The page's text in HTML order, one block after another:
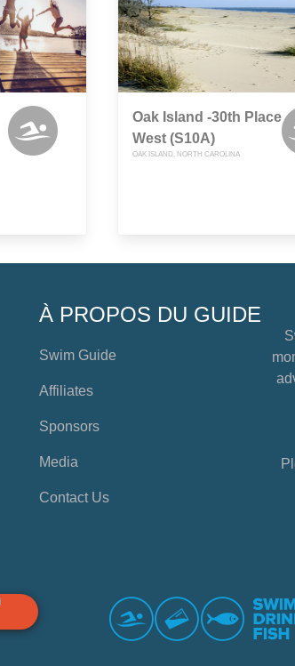
Oak Island -30th Place
West (S10A)
OAK ISLAND, NORTH CAROLINA
À PROPOS DU GUIDE
Swim Guide
Affiliates
Sponsors
Media
Contact Us